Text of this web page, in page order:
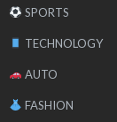
SPORTS
TECHNOLOGY
AUTO
FASHION